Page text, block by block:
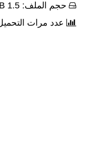
حجم الملف: 1.5 MiB
عدد مرات التحميل: